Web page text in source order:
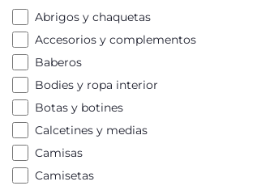
Abrigos y chaquetas
Accesorios y complementos
Baberos
Bodies y ropa interior
Botas y botines
Calcetines y medias
Camisas
Camisetas